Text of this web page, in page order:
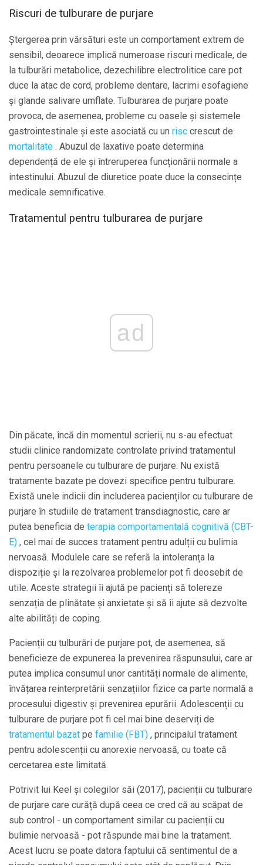
Riscuri de tulburare de purjare
Ștergerea prin vărsături este un comportament extrem de
sensibil, deoarece implică numeroase riscuri medicale, de
la tulburări metabolice, dezechilibre electrolitice care pot
duce la atac de cord, probleme dentare, lacrimi esofagiene
și glande salivare umflate. Tulburarea de purjare poate
provoca, de asemenea, probleme cu oasele și sistemele
gastrointestinale și este asociată cu un risc crescut de
mortalitate . Abuzul de laxative poate determina
dependență de ele și întreruperea funcționării normale a
intestinului. Abuzul de diuretice poate duce la consecințe
medicale semnificative.
Tratamentul pentru tulburarea de purjare
ad
Din păcate, încă din momentul scrierii, nu s-au efectuat
studii clinice randomizate controlate privind tratamentul
pentru persoanele cu tulburare de purjare. Nu există
tratamente bazate pe dovezi specifice pentru tulburare.
Există unele indicii din includerea pacienților cu tulburare de
purjare în studiile de tratament transdiagnostic, care ar
putea beneficia de terapia comportamentală cognitivă (CBT-
E) , cel mai de succes tratament pentru adulții cu bulimia
nervoasă. Modulele care se referă la intoleranța la
dispoziție și la rezolvarea problemelor pot fi deosebit de
utile. Aceste strategii îi ajută pe pacienți să tolereze
senzația de plinătate și anxietate și să îi ajute să dezvolte
alte abilități de coping.
Pacienții cu tulburări de purjare pot, de asemenea, să
beneficieze de expunerea la prevenirea răspunsului, care ar
putea implica consumul unor cantități normale de alimente,
învățarea reinterpretării senzațiilor fizice ca parte normală a
procesului digestiv și prevenirea epurării. Adolescenții cu
tulburare de purjare pot fi cel mai bine deserviți de
tratamentul bazat pe familie (FBT) , principalul tratament
pentru adolescenții cu anorexie nervoasă, cu toate că
cercetarea este limitată.
Potrivit lui Keel și colegilor săi (2017), pacienții cu tulburare
de purjare care curăță după ceea ce cred că au scăpat de
sub control - un comportament similar cu pacienții cu
bulimie nervoasă - pot răspunde mai bine la tratament.
Acest lucru se poate datora faptului că sentimentul de a